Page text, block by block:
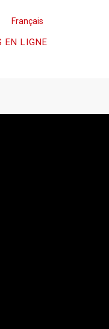
Français
EN LIGNE